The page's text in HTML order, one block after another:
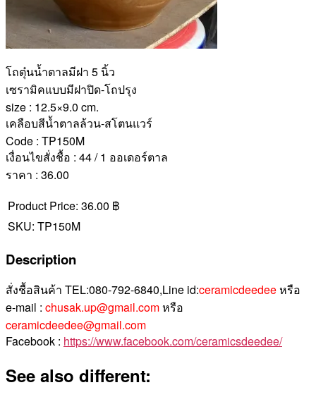
โถตุ๋นน้ำตาลมีฝา 5 นิ้ว
เซรามิคแบบมีฝาปิด-โถปรุง
size : 12.5×9.0 cm.
เคลือบสีน้ำตาลล้วน-สโตนแวร์
Code : TP150M
เงื่อนไขสั่งชื้อ : 44 / 1 ออเดอร์ตาล
ราคา : 36.00
Product Price: 36.00 ฿
SKU: TP150M
Description
สั่งชื้อสินค้า TEL:080-792-6840,Line id:ceramicdeedeeหรือ
e-mail : chusak.up@gmail.comหรือ
ceramicdeedee@gmail.com
Facebook : https://www.facebook.com/ceramicsdeedee/
See also different: